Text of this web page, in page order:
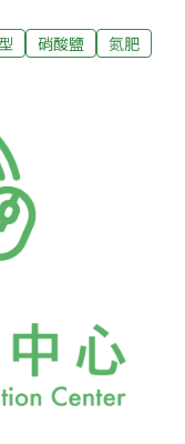
有高達兩萬平方公
州、內布拉斯加
所需養料，海藻死
走氧氣，讓其他一
米種植量約佔全球
當作家畜飼料或拿
使用玉米飼養動
制硝酸鹽污染，同
硝酸鹽
氮肥